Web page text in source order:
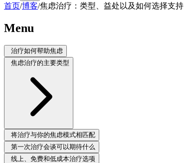
首页/博客/焦虑治疗：类型、益处以及如何选择支持
Menu
治疗如何帮助焦虑
焦虑治疗的主要类型
将治疗与你的焦虑模式相匹配
第一次治疗会谈可以期待什么
线上、免费和低成本治疗选项